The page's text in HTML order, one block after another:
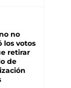
no
los votos
retirar
de